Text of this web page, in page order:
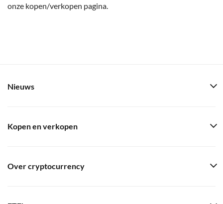
onze kopen/verkopen pagina.
Nieuws
Kopen en verkopen
Over cryptocurrency